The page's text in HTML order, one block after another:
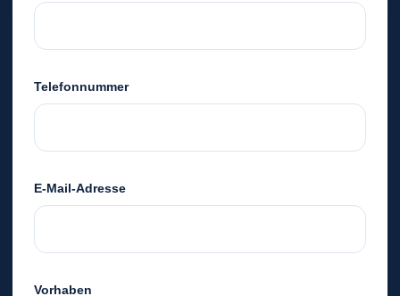
Telefonnummer
E-Mail-Adresse
Vorhaben